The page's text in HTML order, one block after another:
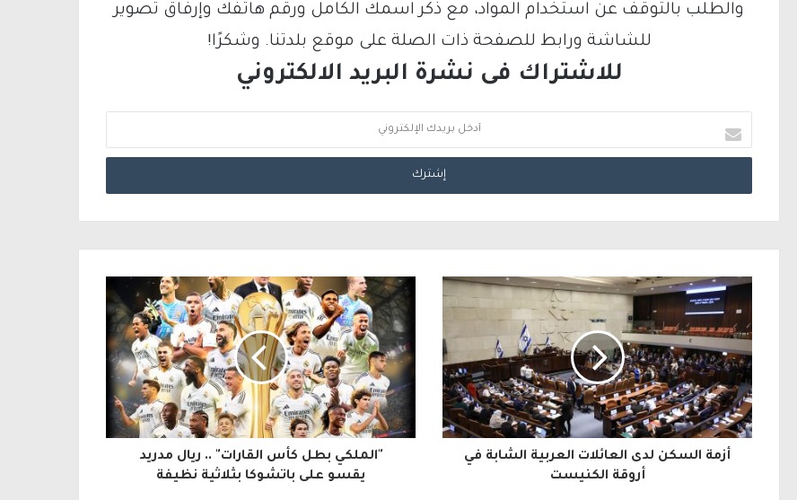
والطلب بالتوقف عن استخدام المواد، مع ذكر اسمك الكامل ورقم هاتفك وإرفاق تصوير
للشاشة ورابط للصفحة ذات الصلة على موقع بلدتنا. وشكرًا!
للاشتراك فى نشرة البريد الالكتروني
د
خ
ل
ب
ر
د
ك
ا
ل
أزمة السكن لدى العائلات العربية الشابة في
أروقة الكنيست
"الملكي بطل كأس القارات" .. ريال مدريد
يقسو على باتشوكا بثلاثية نظيفة